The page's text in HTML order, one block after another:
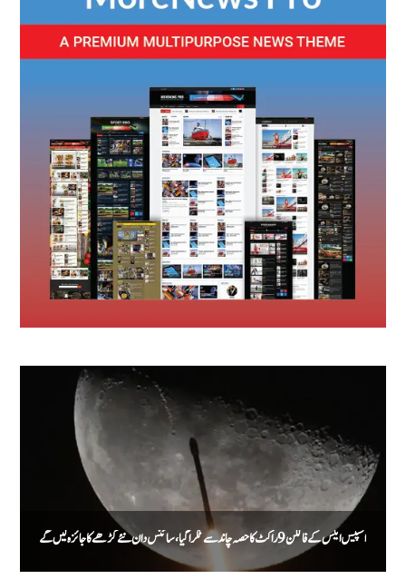
اسپیس ایکس کے فالکن 9 راکٹ کا حصہ چاند سے ٹکرا گیا، سائنس دان نئے گڑھے کا جائزہ لیں گے